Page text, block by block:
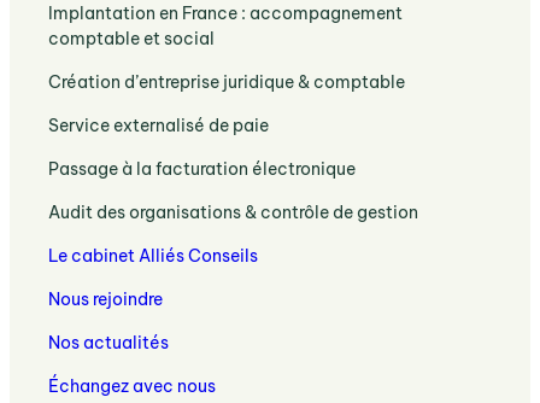
accompagnement
stratégique
pour
entreprises
aux
comptes
obligations
légales
accompagnement
Implantation en France : accompagnement
comptable et social
:
Expertise
et
dédiée
aux
sociétés
étrangères
France
Création d’entreprise juridique & comptable
:
juridique
comptable
pour
votre
Service externalisé de paie
:
de
paie
et
sociale
entreprises
Passage à la facturation électronique
:
à
facturation
électronique
votre
comptable
Audit des organisations & contrôle de gestion
:
des
et
solutions
contrôle
Le cabinet Alliés Conseils
Nous rejoindre
Nos actualités
Échangez avec nous